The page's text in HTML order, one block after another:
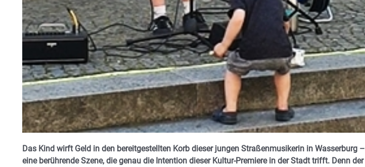
Das Kind wirft Geld in den bereitgestellten Korb dieser jungen Straßenmusikerin in Wasserburg –
eine berührende Szene, die genau die Intention dieser Kultur-Premiere in der Stadt trifft. Denn der